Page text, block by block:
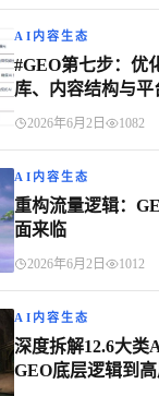
AI内容生态
#GEO第七步：
库、内容结构与
2026年6月2日 1082
AI内容生态
重构流量逻辑：
面来临
2026年6月2日 1012
AI内容生态
深度拆解12.6大类
GEO底层逻辑到